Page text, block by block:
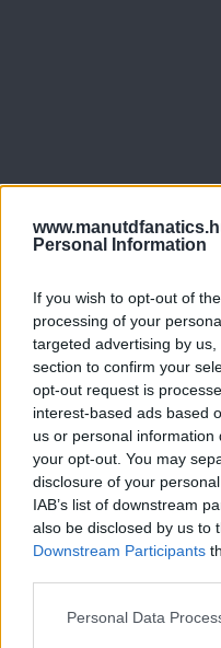
Personal Information
If you wish to opt-out of
processing of your
targeted advertising by
section to confirm your
opt-out request is
interest-based ads based
us or personal
your opt-out. You may
disclosure of your
IAB’s list of downstream
also be disclosed by us to
Downstream Participants
Please note that this
Personal Data